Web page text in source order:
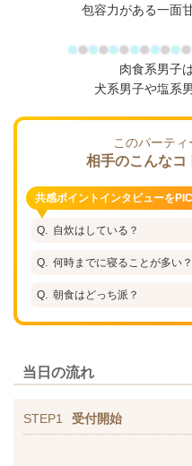
包容力がある一面
肉食系男子
犬系男子や塩系
このパーテ
相手のこんなコ
共感ポイントインタビューを
自炊はしている？
何時までに寝ることが多い？
朝食はどっち派？
当日の流れ
STEP1 受付開始